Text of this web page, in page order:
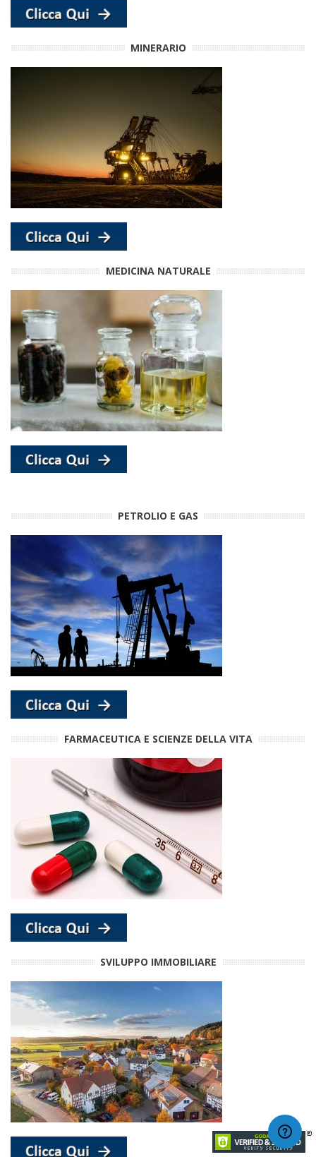
MINERARIO
MEDICINA NATURALE
PETROLIO E GAS
FARMACEUTICA E SCIENZE DELLA VITA
SVILUPPO IMMOBILIARE